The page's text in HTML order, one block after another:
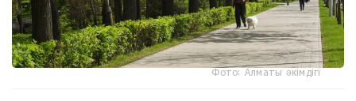
Фото: Алматы әкімдігі